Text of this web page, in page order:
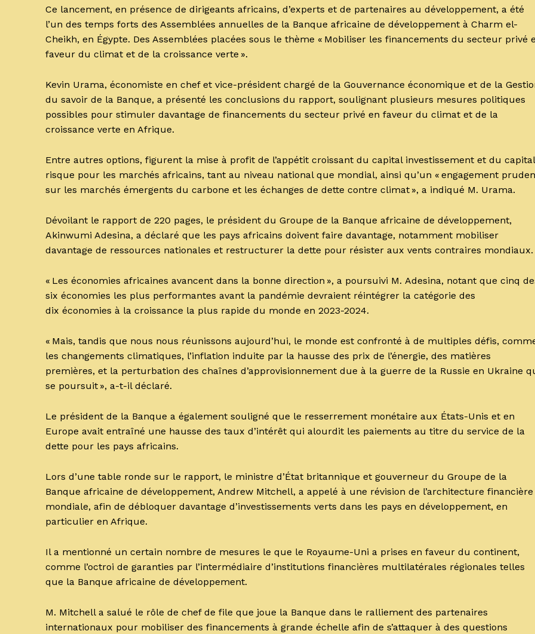
Ce lancement, en présence de dirigeants africains, d’experts et de partenaires au développement, a été
l’un des temps forts des Assemblées annuelles de la Banque africaine de développement à Charm el-
Cheikh, en Égypte. Des Assemblées placées sous le thème « Mobiliser les financements du secteur privé
faveur du climat et de la croissance verte ».
Kevin Urama, économiste en chef et vice-président chargé de la Gouvernance économique et de la
du savoir de la Banque, a présenté les conclusions du rapport, soulignant plusieurs mesures politiques
possibles pour stimuler davantage de financements du secteur privé en faveur du climat et de la
croissance verte en Afrique.
Entre autres options, figurent la mise à profit de l’appétit croissant du capital investissement et du capital
risque pour les marchés africains, tant au niveau national que mondial, ainsi qu’un « engagement
sur les marchés émergents du carbone et les échanges de dette contre climat », a indiqué M. Urama.
Dévoilant le rapport de 220 pages, le président du Groupe de la Banque africaine de développement,
Akinwumi Adesina, a déclaré que les pays africains doivent faire davantage, notamment mobiliser
davantage de ressources nationales et restructurer la dette pour résister aux vents contraires mondiaux.
« Les économies africaines avancent dans la bonne direction », a poursuivi M. Adesina, notant que cinq
six économies les plus performantes avant la pandémie devraient réintégrer la catégorie des
dix économies à la croissance la plus rapide du monde en 2023-2024.
« Mais, tandis que nous nous réunissons aujourd’hui, le monde est confronté à de multiples défis,
les changements climatiques, l’inflation induite par la hausse des prix de l’énergie, des matières
premières, et la perturbation des chaînes d’approvisionnement due à la guerre de la Russie en Ukraine
se poursuit », a-t-il déclaré.
Le président de la Banque a également souligné que le resserrement monétaire aux États-Unis et en
Europe avait entraîné une hausse des taux d’intérêt qui alourdit les paiements au titre du service de la
dette pour les pays africains.
Lors d’une table ronde sur le rapport, le ministre d’État britannique et gouverneur du Groupe de la
Banque africaine de développement, Andrew Mitchell, a appelé à une révision de l’architecture financière
mondiale, afin de débloquer davantage d’investissements verts dans les pays en développement, en
particulier en Afrique.
Il a mentionné un certain nombre de mesures le que le Royaume-Uni a prises en faveur du continent,
comme l’octroi de garanties par l’intermédiaire d’institutions financières multilatérales régionales telles
que la Banque africaine de développement.
M. Mitchell a salué le rôle de chef de file que joue la Banque dans le ralliement des partenaires
internationaux pour mobiliser des financements à grande échelle afin de s’attaquer à des questions